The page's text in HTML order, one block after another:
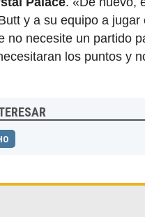
y a su equipo a
no necesite un partido
los puntos y